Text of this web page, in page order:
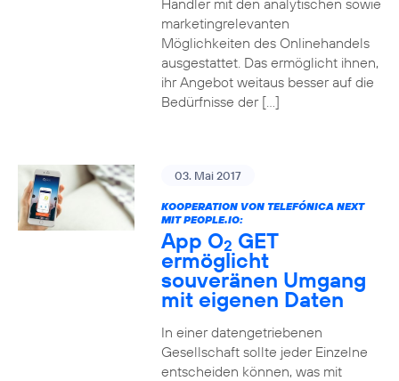
Händler mit den analytischen sowie
marketingrelevanten
Möglichkeiten des Onlinehandels
ausgestattet. Das ermöglicht ihnen,
ihr Angebot weitaus besser auf die
Bedürfnisse der […]
03. Mai 2017
KOOPERATION VON TELEFÓNICA NEXT
MIT PEOPLE.IO:
App O2 GET
ermöglicht
souveränen Umgang
mit eigenen Daten
In einer datengetriebenen
Gesellschaft sollte jeder Einzelne
entscheiden können, was mit